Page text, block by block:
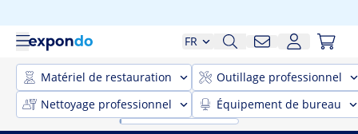
FR
Matériel de restauration
Outillage professionnel
Nettoyage professionnel
Équipement de bureau